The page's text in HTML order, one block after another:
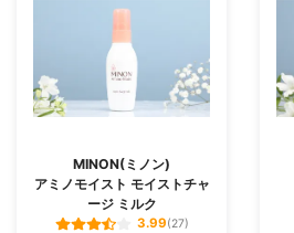
MINON(ミノン)
アミノモイスト モイストチャ
ージ ミルク
3.99(27)